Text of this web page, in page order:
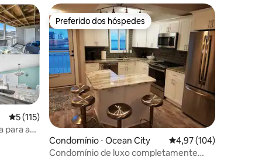
hóspedes
5 de uma avaliação média de 5, 115 avaliações
5 (115)
para a
Preferido dos hóspedes
Preferido dos hóspedes
Condomínio ⋅ Ocean City 4,97 de uma avaliação
4,97 (104)
Condomínio de luxo completamente